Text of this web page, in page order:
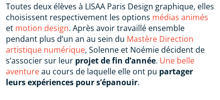
Toutes deux élèves à LISAA Paris Design graphique, elles
choisissent respectivement les options médias animés
et motion design. Après avoir travaillé ensemble
pendant plus d’un an au sein du Mastère Direction
artistique numérique, Solenne et Noémie décident de
s’associer sur leur projet de fin d’année. Une belle
aventureau cours de laquelle elle ont pu partager
leurs expériences pour s’épanouir.